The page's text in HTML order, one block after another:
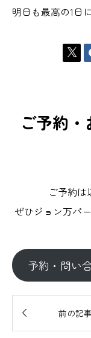
明日も最高の1日

ご予約
ご予約は
ぜひジョン万パ
予約・問い
 前の記事